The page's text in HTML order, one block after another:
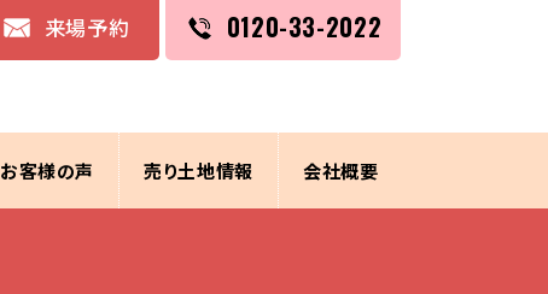
来場予約 0120-33-2022
お客様の声 売り土地情報 会社概要